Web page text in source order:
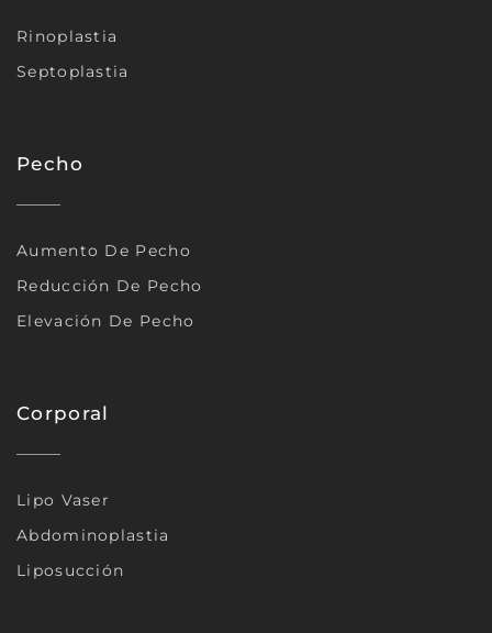
Rinoplastia
Septoplastia
Pecho
Aumento De Pecho
Reducción De Pecho
Elevación De Pecho
Corporal
Lipo Vaser
Abdominoplastia
Liposucción